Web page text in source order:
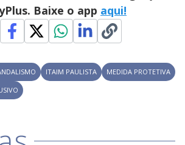
Baixe o app aqui!
ITAIM PAULISTA
MEDIDA PROTETIVA